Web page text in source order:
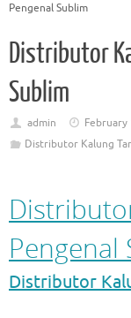
Pengenal Sublim
Distributor
Sublim
admin
February
Distributor Kalung
Pengenal
Distributor